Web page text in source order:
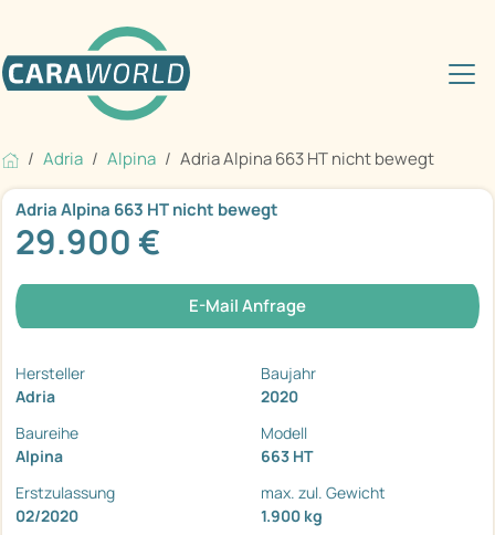
Adria Alpina Adria Alpina 663 HT nicht bewegt
Adria Alpina 663 HT nicht bewegt
29.900 €
E-Mail Anfrage
Hersteller
Adria
Baujahr
2020
Baureihe
Alpina
Modell
663 HT
Erstzulassung
02/2020
max. zul. Gewicht
1.900 kg